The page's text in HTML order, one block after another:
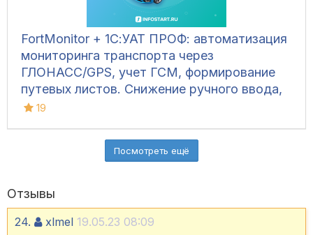
FortMonitor + 1С:УАТ ПРОФ: автоматизация
мониторинга транспорта через
ГЛОНАСС/GPS, учет ГСМ, формирование
путевых листов. Снижение ручного ввода,
фоновая синхронизация, демо-версия.
19
Посмотреть ещё
Отзывы
24. xlmel 19.05.23 08:09